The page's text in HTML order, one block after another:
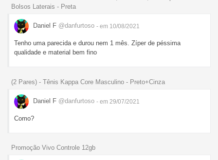
Bolsos Laterais - Preta
Daniel F @danfurtoso - em 10/08/2021
Tenho uma parecida e durou nem 1 mês. Zíper de péssima
qualidade e material bem fino
(2 Pares) - Tênis Kappa Core Masculino - Preto+Cinza
Daniel F @danfurtoso - em 29/07/2021
Como?
Promoção Vivo Controle 12gb